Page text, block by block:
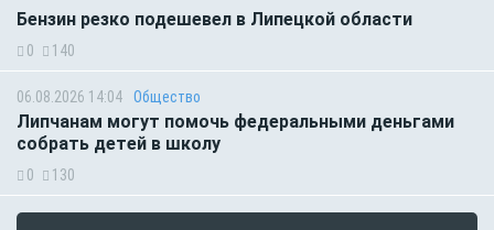
Бензин резко подешевел в Липецкой области
0 140
06.08.2026 14:04 Общество
Липчанам могут помочь федеральными деньгами
собрать детей в школу
0 130